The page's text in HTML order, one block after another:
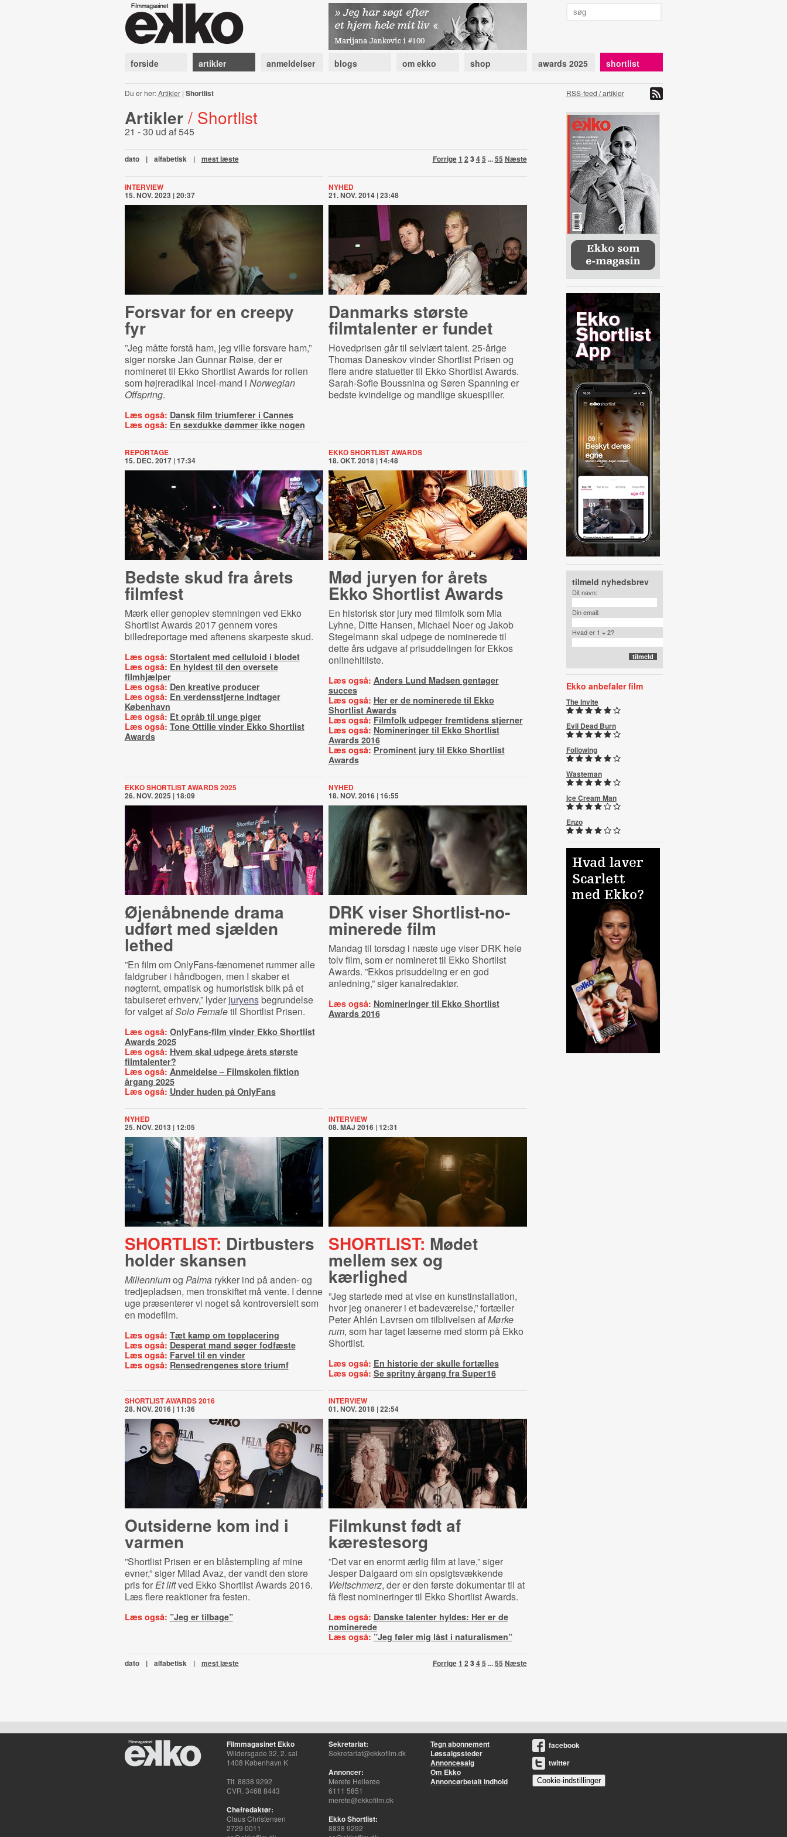
forside artikler anmeldelser blogs om ekko shop awards 2025 shortlist
Du er her:Artikler| Shortlist RSS-feed / artikler
Artikler / Shortlist
21 - 30 ud af 545
Forrige1 2 345 ...55 Næste
dato | alfabetisk | mest læste
INTERVIEW
15. NOV. 2023 | 20:37
Forsvar for en creepy
fyr
”Jeg måtte forstå ham, jeg ville forsvare ham,”
siger norske Jan Gunnar Røise, der er
nomineret til Ekko Shortlist Awards for rollen
som højreradikal incel-mand i Norwegian
Offspring.
Læs også: Dansk film triumferer i Cannes
Læs også: En sexdukke dømmer ikke nogen
NYHED
21. NOV. 2014 | 23:48
Danmarks største
filmtalenter er fundet
Hovedprisen går til selvlært talent. 25-årige
Thomas Daneskov vinder Shortlist Prisen og
flere andre statuetter til Ekko Shortlist Awards.
Sarah-Sofie Boussnina og Søren Spanning er
bedste kvindelige og mandlige skuespiller.
REPORTAGE
15. DEC. 2017 | 17:34
Bedste skud fra årets
filmfest
Mærk eller genoplev stemningen ved Ekko
Shortlist Awards 2017 gennem vores
billedreportage med aftenens skarpeste skud.
Læs også: Stortalent med celluloid i blodet
Læs også: En hyldest til den oversete
filmhjælper
Læs også: Den kreative producer
Læs også: En verdensstjerne indtager
København
Læs også: Et opråb til unge piger
Læs også: Tone Ottilie vinder Ekko Shortlist
Awards
EKKO SHORTLIST AWARDS
18. OKT. 2018 | 14:48
Mød juryen for årets
Ekko Shortlist Awards
En historisk stor jury med filmfolk som Mia
Lyhne, Ditte Hansen, Michael Noer og Jakob
Stegelmann skal udpege de nominerede til
dette års udgave af prisuddelingen for Ekkos
onlinehitliste.
Læs også: Anders Lund Madsen gentager
succes
Læs også: Her er de nominerede til Ekko
Shortlist Awards
Læs også: Filmfolk udpeger fremtidens stjerner
Læs også: Nomineringer til Ekko Shortlist
Awards 2016
Læs også: Prominent jury til Ekko Shortlist
Awards
EKKO SHORTLIST AWARDS 2025
26. NOV. 2025 | 18:09
Øjenåbnende drama
udført med sjælden
lethed
”En film om OnlyFans-fænomenet rummer alle
faldgruber i håndbogen, men I skaber et
nøgternt, empatisk og humoristisk blik på et
tabuiseret erhverv,” lyder juryensbegrundelse
for valget afSolo Femaletil Shortlist Prisen.
Læs også: OnlyFans-film vinder Ekko Shortlist
Awards 2025
Læs også: Hvem skal udpege årets største
filmtalenter?
Læs også: Anmeldelse – Filmskolen fiktion
årgang 2025
Læs også: Under huden på OnlyFans
NYHED
18. NOV. 2016 | 16:55
DRK viser Short­list-​no­
mi­ne­re­de film
Mandag til torsdag i næste uge viser DRK hele
tolv film, som er nomineret til Ekko Shortlist
Awards. ”Ekkos prisuddeling er en god
anledning,” siger kanalredaktør.
Læs også: Nomineringer til Ekko Shortlist
Awards 2016
NYHED
25. NOV. 2013 | 12:05
SHORTLIST: Dirtbusters
holder skansen
Millenniumog Palma rykker ind på anden- og
tredjepladsen, men tronskiftet må vente. I denne
uge præsenterer vi noget så kontroversielt som
en modefilm.
Læs også: Tæt kamp om topplacering
Læs også: Desperat mand søger fodfæste
Læs også: Farvel til en vinder
Læs også: Rensedrengenes store triumf
INTERVIEW
08. MAJ 2016 | 12:31
SHORTLIST: Mødet
mellem sex og
kærlighed
”Jeg startede med at vise en kunstinstallation,
hvor jeg onanerer i et badeværelse,” fortæller
Peter Ahlén Lavrsen om tilblivelsen afMørke
rum, som har taget læserne med storm på Ekko
Shortlist.
Læs også: En historie der skulle fortælles
Læs også: Se spritny årgang fra Super16
SHORTLIST AWARDS 2016
28. NOV. 2016 | 11:36
Outsiderne kom ind i
varmen
”Shortlist Prisen er en blåstempling af mine
evner,” siger Milad Avaz, der vandt den store
pris forEt liftved Ekko Shortlist Awards 2016.
Læs flere reaktioner fra festen.
Læs også: ”Jeg er tilbage”
INTERVIEW
01. NOV. 2018 | 22:54
Filmkunst født af
kærestesorg
”Det var en enormt ærlig film at lave,” siger
Jesper Dalgaard om sin opsigtsvækkende
Weltschmerz, der er den første dokumentar til at
få flest nomineringer til Ekko Shortlist Awards.
Læs også: Danske talenter hyldes: Her er de
nominerede
Læs også: ”Jeg føler mig låst i naturalismen”
Forrige1 2 345 ...55 Næste
dato | alfabetisk | mest læste
tilmeld nyhedsbrev
Dit navn:
Din email:
Hvad er 1 + 2?
Ekko anbefaler film
The Invite
Evil Dead Burn
Following
Wasteman
Ice Cream Man
Enzo
Filmmagasinet Ekko
Wildersgade 32, 2. sal
1408 København K
Tlf. 8838 9292
CVR. 3468 8443
Chefredaktør:
Claus Christensen
2729 0011
Sekretariat:
Sekretariat@ekkofilm.dk
Annoncer:
Merete Hellerøe
6111 5851
merete@ekkofilm.dk
Ekko Shortlist:
8838 9292
Tegn abonnement
Løssalgssteder
Annoncesalg
Om Ekko
Annoncørbetalt indhold
facebook
twitter
Cookie-indstillinger